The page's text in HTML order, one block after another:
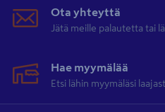
Ota yhteyttä
Jätä meille palautetta tai
Hae myymälää
Etsi lähin myymäläsi